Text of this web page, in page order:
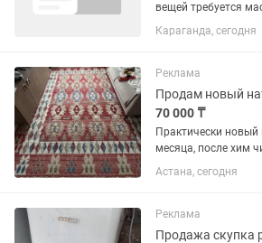
вещей требуется
одежды. Умеющий
кожей.
Караганда, сегодня
Реклама
70 000 ₸
Практически
месяца, после хим
связи с тем что под
подходит Рахмет
Астана, сегодня
Реклама